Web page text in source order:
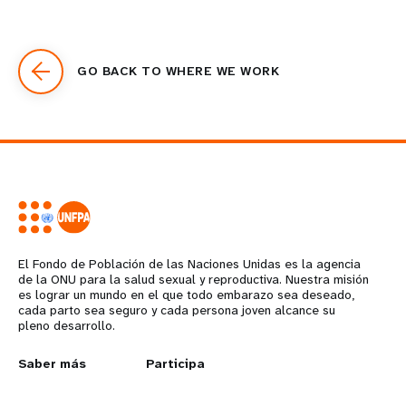
GO BACK TO WHERE WE WORK
El Fondo de Población de las Naciones Unidas es la agencia
de la ONU para la salud sexual y reproductiva. Nuestra misión
es lograr un mundo en el que todo embarazo sea deseado,
cada parto sea seguro y cada persona joven alcance su
pleno desarrollo.
L
Saber más
G
Participa